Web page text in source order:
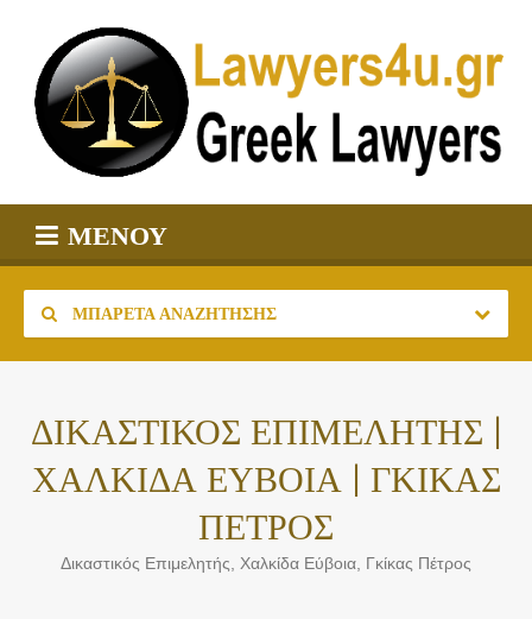
ΜΕΝΟΎ
ΜΠΑΡΈΤΑ ΑΝΑΖΉΤΗΣΗΣ
ΔΙΚΑΣΤΙΚΟΣ ΕΠΙΜΕΛΗΤΗΣ |
ΧΑΛΚΙΔΑ ΕΥΒΟΙΑ | ΓΚΙΚΑΣ
ΠΕΤΡΟΣ
Δικαστικός Επιμελητής, Χαλκίδα Εύβοια, Γκίκας Πέτρος